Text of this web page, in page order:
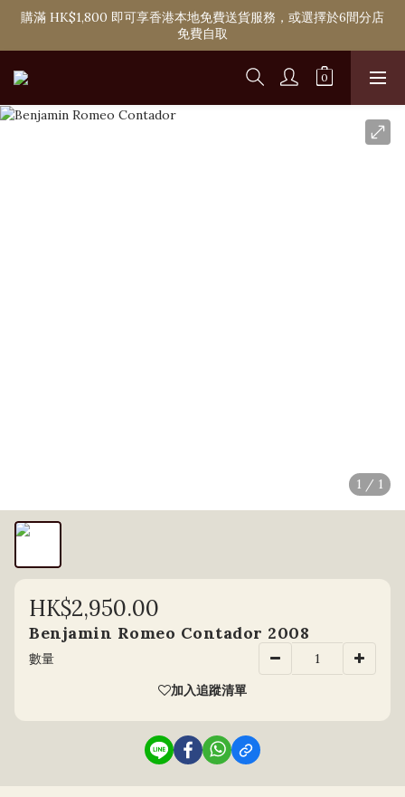
購滿 HK$1,800 即可享香港本地免費送貨服務，或選擇於6間分店
免費自取
購滿 HK$1,800 即可享香港本地免費送貨服務，或選擇於6間分店
免費自取
單次購物淨消費滿 HK$2,000 即可成為Ponti VIP
購滿 HK$1,800 即可享香港本地免費送貨服務，或選擇於6間分店
1 / 1
HK$2,950.00
Benjamin Romeo Contador 2008
數量
加入追蹤清單